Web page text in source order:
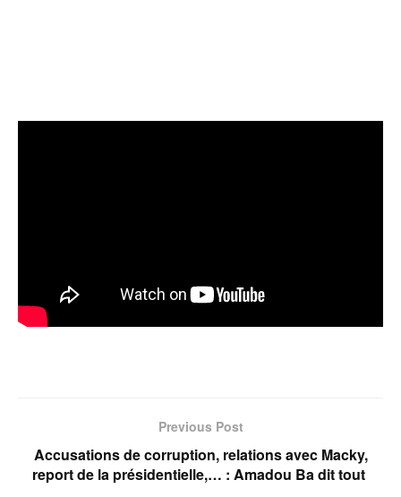
Previous Post
Accusations de corruption, relations avec Macky,
report de la présidentielle,… : Amadou Ba dit tout